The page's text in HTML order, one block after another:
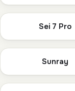
Sei 7 Pro
Sunray